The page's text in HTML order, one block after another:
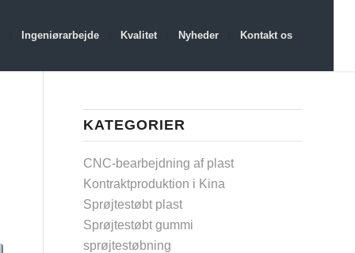
Ingeniørarbejde Kvalitet Nyheder Kontakt os
KATEGORIER
CNC-bearbejdning af plast
Kontraktproduktion i Kina
Sprøjtestøbt plast
Sprøjtestøbt gummi
sprøjtestøbning